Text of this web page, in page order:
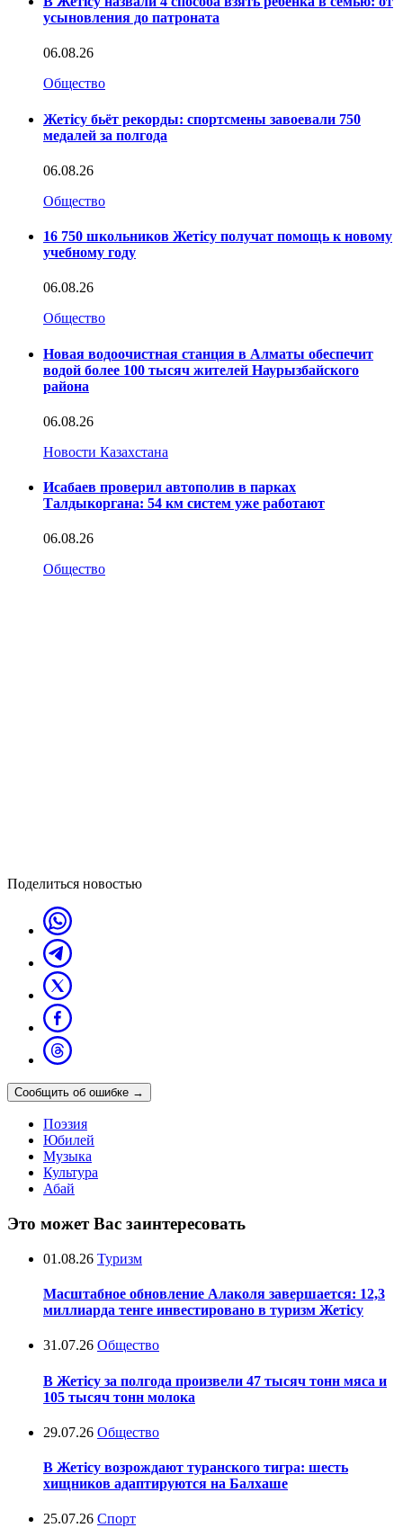
усыновления до патроната
06.08.26
Общество
Жетісу бьёт рекорды: спортсмены завоевали 750
медалей за полгода
06.08.26
Общество
16 750 школьников Жетісу получат помощь к новому
учебному году
06.08.26
Общество
Новая водоочистная станция в Алматы обеспечит
водой более 100 тысяч жителей Наурызбайского
района
06.08.26
Новости Казахстана
Исабаев проверил автополив в парках
Талдыкоргана: 54 км систем уже работают
06.08.26
Общество
Поделиться новостью
Сообщить об ошибке →
Поэзия
Юбилей
Музыка
Культура
Абай
Это может Вас заинтересовать
01.08.26 Туризм
Масштабное обновление Алаколя завершается: 12,3
миллиарда тенге инвестировано в туризм Жетісу
31.07.26 Общество
В Жетісу за полгода произвели 47 тысяч тонн мяса и
105 тысяч тонн молока
29.07.26 Общество
В Жетісу возрождают туранского тигра: шесть
хищников адаптируются на Балхаше
25.07.26 Спорт